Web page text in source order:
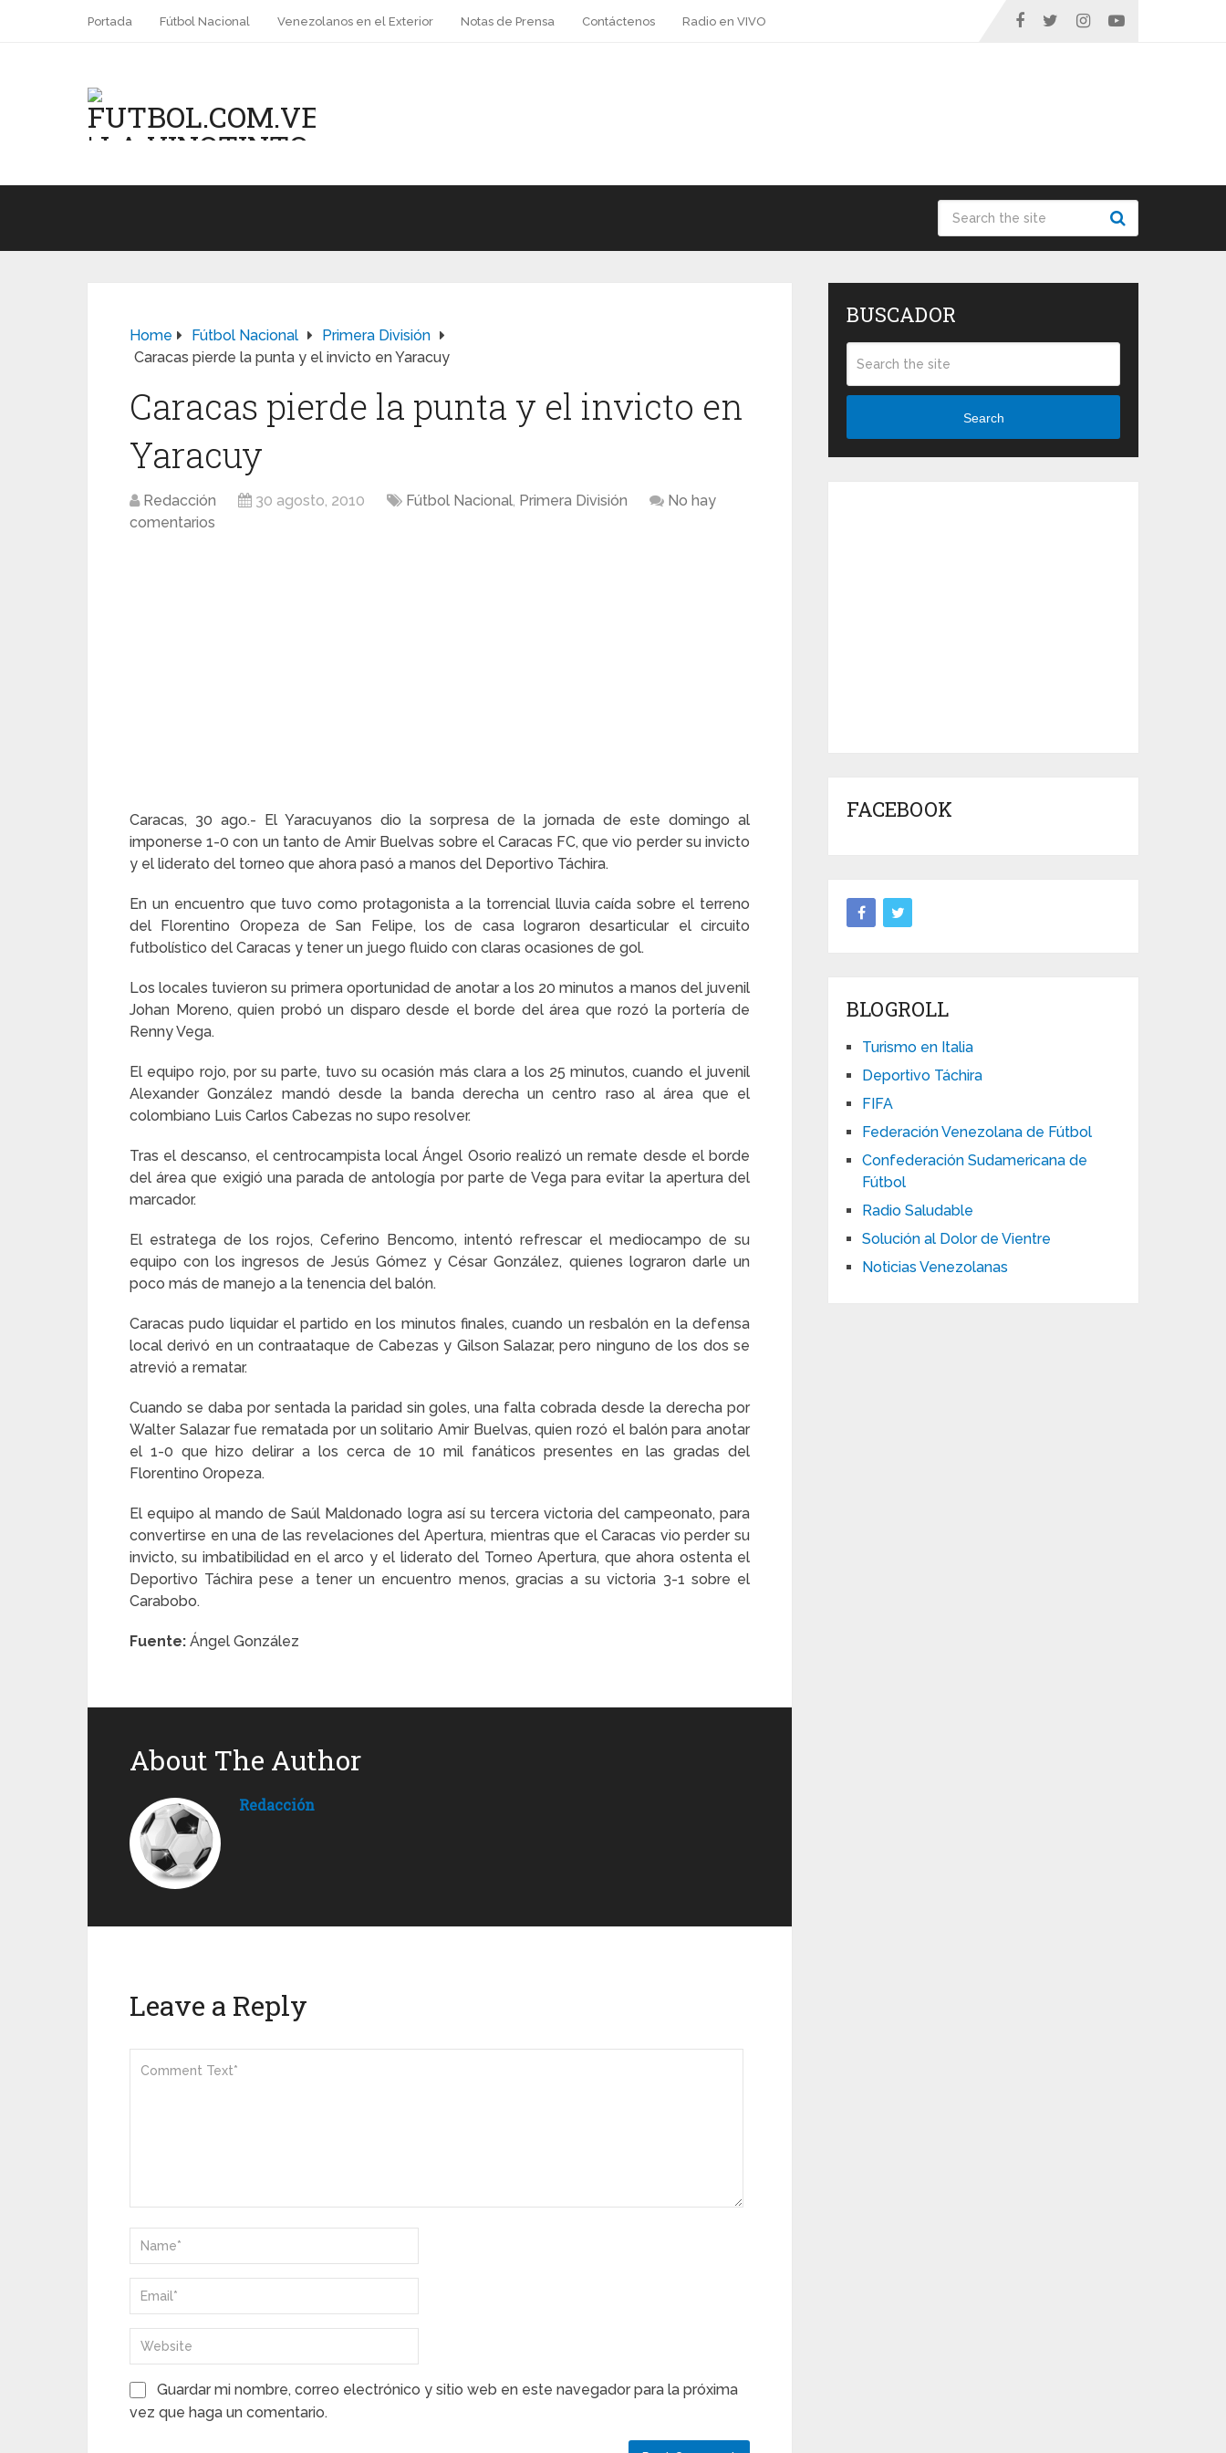
Portada Fútbol Nacional Venezolanos en el Exterior Notas de Prensa Contáctenos Radio en VIVO
Home Fútbol Nacional
Primera División
Caracas pierde la punta y el invicto en Yaracuy
Caracas pierde la punta y el invicto en
Yaracuy
Redacción 30 agosto, 2010 Fútbol Nacional, Primera División
No hay
comentarios
Caracas, 30 ago.- El Yaracuyanos dio la sorpresa de la jornada de este domingo al
imponerse 1-0 con un tanto de Amir Buelvas sobre el Caracas FC, que vio perder su invicto
y el liderato del torneo que ahora pasó a manos del Deportivo Táchira.
En un encuentro que tuvo como protagonista a la torrencial lluvia caída sobre el terreno
del Florentino Oropeza de San Felipe, los de casa lograron desarticular el circuito
futbolístico del Caracas y tener un juego fluido con claras ocasiones de gol.
Los locales tuvieron su primera oportunidad de anotar a los 20 minutos a manos del juvenil
Johan Moreno, quien probó un disparo desde el borde del área que rozó la portería de
Renny Vega.
El equipo rojo, por su parte, tuvo su ocasión más clara a los 25 minutos, cuando el juvenil
Alexander González mandó desde la banda derecha un centro raso al área que el
colombiano Luis Carlos Cabezas no supo resolver.
Tras el descanso, el centrocampista local Ángel Osorio realizó un remate desde el borde
del área que exigió una parada de antología por parte de Vega para evitar la apertura del
marcador.
El estratega de los rojos, Ceferino Bencomo, intentó refrescar el mediocampo de su
equipo con los ingresos de Jesús Gómez y César González, quienes lograron darle un
poco más de manejo a la tenencia del balón.
Caracas pudo liquidar el partido en los minutos finales, cuando un resbalón en la defensa
local derivó en un contraataque de Cabezas y Gilson Salazar, pero ninguno de los dos se
atrevió a rematar.
Cuando se daba por sentada la paridad sin goles, una falta cobrada desde la derecha por
Walter Salazar fue rematada por un solitario Amir Buelvas, quien rozó el balón para anotar
el 1-0 que hizo delirar a los cerca de 10 mil fanáticos presentes en las gradas del
Florentino Oropeza.
El equipo al mando de Saúl Maldonado logra así su tercera victoria del campeonato, para
convertirse en una de las revelaciones del Apertura, mientras que el Caracas vio perder su
invicto, su imbatibilidad en el arco y el liderato del Torneo Apertura, que ahora ostenta el
Deportivo Táchira pese a tener un encuentro menos, gracias a su victoria 3-1 sobre el
Carabobo.
Fuente: Ángel González
About The Author
Redacción
Leave a Reply
Guardar mi nombre, correo electrónico y sitio web en este navegador para la próxima
vez que haga un comentario.
BUSCADOR
Search
FACEBOOK
BLOGROLL
Turismo en Italia
Deportivo Táchira
FIFA
Federación Venezolana de Fútbol
Confederación Sudamericana de
Fútbol
Radio Saludable
Solución al Dolor de Vientre
Noticias Venezolanas